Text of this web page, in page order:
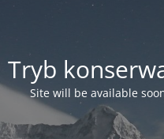
Tryb
Site will be available